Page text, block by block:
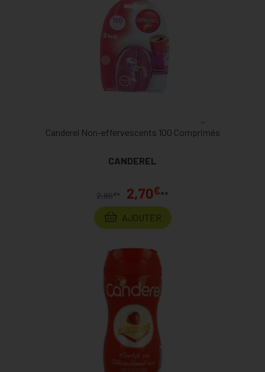
Canderel Non-effervescents 100 Comprimés
CANDEREL
2,86€* 2,70€**
AJOUTER